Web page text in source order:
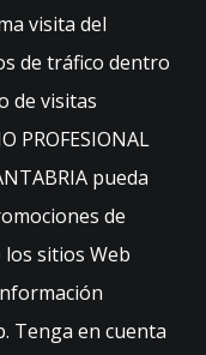
visita del
de tráfico dentro
de visitas
PROFESIONAL
pueda
de
sitios Web
Tenga en cuenta